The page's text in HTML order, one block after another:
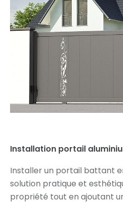
Installation portail
Installer un portail battant
solution pratique et
propriété tout en ajoutant